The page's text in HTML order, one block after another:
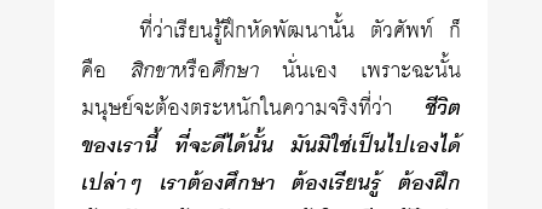
ที่ว่าเรียนรู้ฝึกหัดพัฒนานั้น ตัวศัพท์ ก็
คือ
สิกขาหรือศึกษานั่นเอง เพราะฉะนั้น
มนุษย์จะต้องตระหนักในความจริงที่ว่า ชีวิต
ของเรานี้ ที่จะดีได้นั้น มันมิใช่เป็นไปเองได้
เปล่าๆ เราต้องศึกษา ต้องเรียนรู้ ต้องฝึก